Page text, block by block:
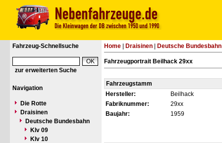
Fahrzeug-Schnellsuche
zur erweiterten Suche
Navigation
Die Rotte
Draisinen
Deutsche Bundesbahn
Klv 09
Klv 10
Home Draisinen Deutsche Bundesbahn
Fahrzeugportrait Beilhack 29xx
Fahrzeugstamm
Hersteller:
Beilhack
Fabriknummer:
29xx
Baujahr:
1959